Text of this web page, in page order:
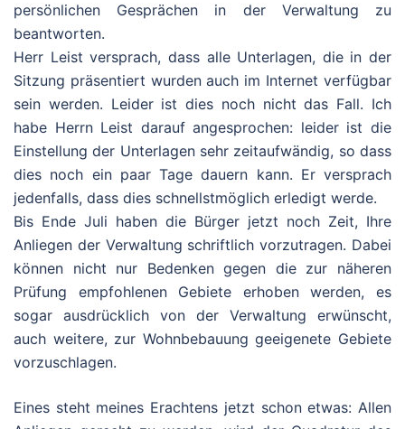
persönlichen Gesprächen in der Verwaltung zu
beantworten.
Herr Leist versprach, dass alle Unterlagen, die in der
Sitzung präsentiert wurden auch im Internet verfügbar
sein werden. Leider ist dies noch nicht das Fall. Ich
habe Herrn Leist darauf angesprochen: leider ist die
Einstellung der Unterlagen sehr zeitaufwändig, so dass
dies noch ein paar Tage dauern kann. Er versprach
jedenfalls, dass dies schnellstmöglich erledigt werde.
Bis Ende Juli haben die Bürger jetzt noch Zeit, Ihre
Anliegen der Verwaltung schriftlich vorzutragen. Dabei
können nicht nur Bedenken gegen die zur näheren
Prüfung empfohlenen Gebiete erhoben werden, es
sogar ausdrücklich von der Verwaltung erwünscht,
auch weitere, zur Wohnbebauung geeigenete Gebiete
vorzuschlagen.
Eines steht meines Erachtens jetzt schon etwas: Allen